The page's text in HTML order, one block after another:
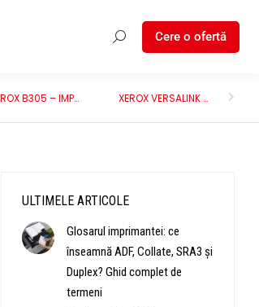
Cere o ofertă
XEROX B305 – IMPRIMANTĂ MULTIFUNCŢIONALĂ A4 MONO XEROX VERSALINK B7130 – IMPRIMANTĂ MULTIFUNCŢIONALĂ A3 ALB-NEGRU
ULTIMELE ARTICOLE
Glosarul imprimantei: ce
înseamnă ADF, Collate, SRA3 și
Duplex? Ghid complet de
termeni